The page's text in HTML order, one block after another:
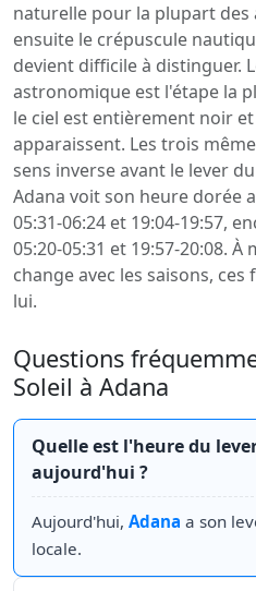
naturelle pour la plupart des
ensuite le crépuscule
devient difficile à distinguer.
astronomique est l'étape la
le ciel est entièrement noir
apparaissent. Les trois
sens inverse avant le lever
Adana voit son heure dorée
05:31-06:24 et 19:04-19:57,
05:20-05:31 et 19:57-20:08.
change avec les saisons,
lui.
Questions
Soleil à Adana
Quelle est l'heure du
aujourd'hui ?
Aujourd'hui, Adana a son
locale.